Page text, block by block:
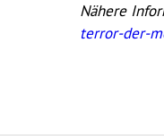
Nähere
terror-der-